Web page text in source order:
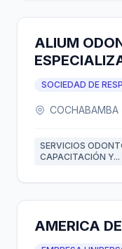
ALIUM
SOCIEDAD DE
COCHABAMBA
SERVICIOS
CAPACITACIÓN Y...
AMERICA